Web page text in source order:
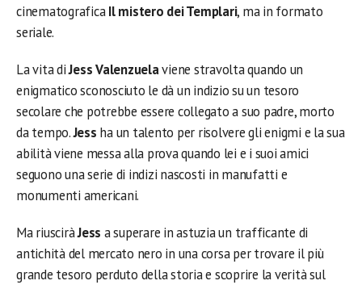
cinematograficaIl mistero dei Templari, ma in formato
seriale.
La vita diJess Valenzuelaviene stravolta quando un
enigmatico sconosciuto le dà un indizio su un tesoro
secolare che potrebbe essere collegato a suo padre, morto
da tempo.Jess ha un talento per risolvere gli enigmi e la sua
abilità viene messa alla prova quando lei e i suoi amici
seguono una serie di indizi nascosti in manufatti e
monumenti americani.
Ma riusciràJess a superare in astuzia un trafficante di
antichità del mercato nero in una corsa per trovare il più
grande tesoro perduto della storia e scoprire la verità sul